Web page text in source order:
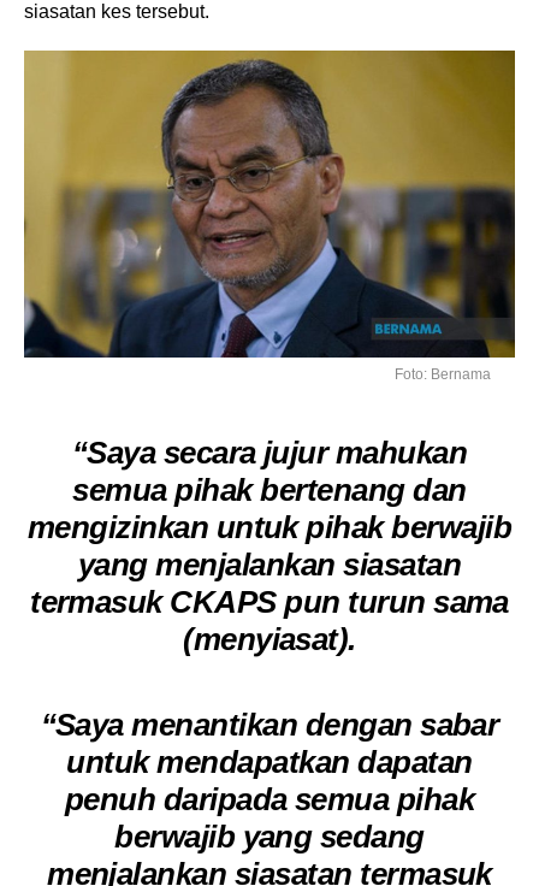
siasatan kes tersebut.
Foto: Bernama
“Saya secara jujur mahukan
semua pihak bertenang dan
mengizinkan untuk pihak berwajib
yang menjalankan siasatan
termasuk CKAPS pun turun sama
(menyiasat).
“Saya menantikan dengan sabar
untuk mendapatkan dapatan
penuh daripada semua pihak
berwajib yang sedang
menjalankan siasatan termasuk